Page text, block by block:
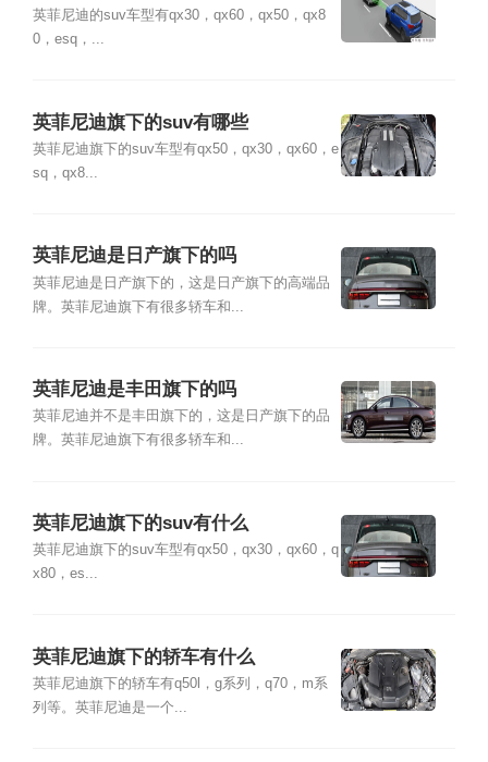
英菲尼迪的suv车型有qx30，qx60，qx50，qx8
0，esq，...
英菲尼迪旗下的suv有哪些
英菲尼迪旗下的suv车型有qx50，qx30，qx60，e
sq，qx8...
英菲尼迪是日产旗下的吗
英菲尼迪是日产旗下的，这是日产旗下的高端品
牌。英菲尼迪旗下有很多轿车和...
英菲尼迪是丰田旗下的吗
英菲尼迪并不是丰田旗下的，这是日产旗下的品
牌。英菲尼迪旗下有很多轿车和...
英菲尼迪旗下的suv有什么
英菲尼迪旗下的suv车型有qx50，qx30，qx60，q
x80，es...
英菲尼迪旗下的轿车有什么
英菲尼迪旗下的轿车有q50l，g系列，q70，m系
列等。英菲尼迪是一个...